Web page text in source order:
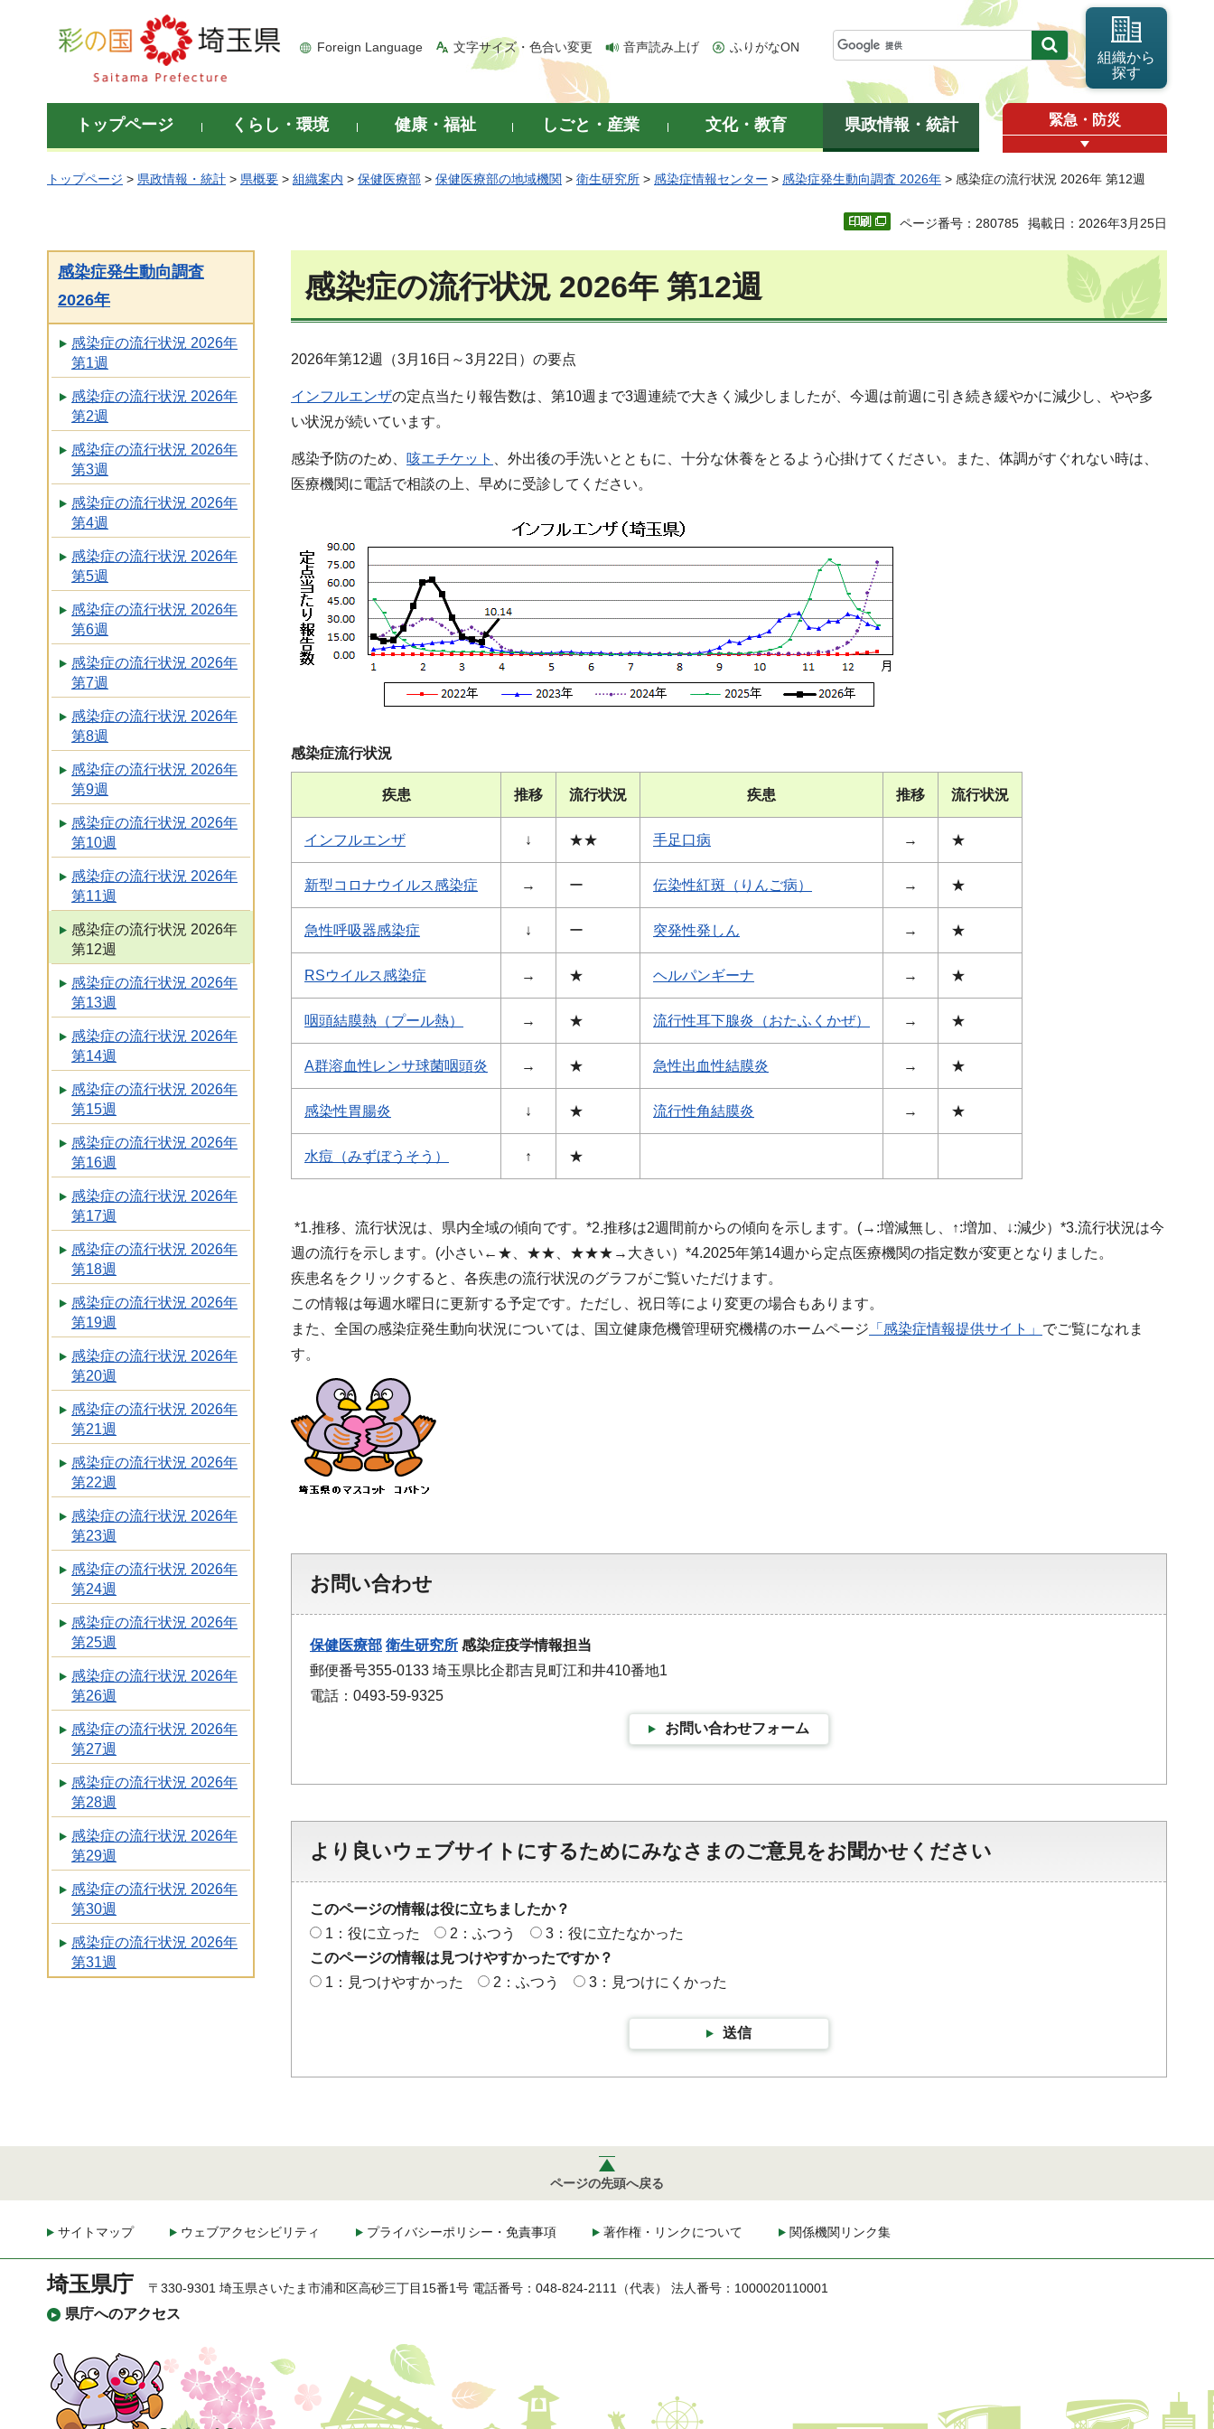
彩の国 埼玉県
Foreign Language 文字サイズ・色合い変更 音声読み上げ ふりがなON
組織から
探す
トップページ くらし・環境 健康・福祉 しごと・産業 文化・教育 県政情報・統計 緊急・防災
トップページ > 県政情報・統計 > 県概要 > 組織案内 > 保健医療部 > 保健医療部の地域機関 > 衛生研究所 > 感染症情報センター > 感染症発生動向調査 2026年 > 感染症の流行状況 2026年 第12週
ページ番号：280785 掲載日：2026年3月25日
感染症発生動向調査
2026年
感染症の流行状況 2026年
第1週
感染症の流行状況 2026年
第2週
感染症の流行状況 2026年
第3週
感染症の流行状況 2026年
第4週
感染症の流行状況 2026年
第5週
感染症の流行状況 2026年
第6週
感染症の流行状況 2026年
第7週
感染症の流行状況 2026年
第8週
感染症の流行状況 2026年
第9週
感染症の流行状況 2026年
第10週
感染症の流行状況 2026年
第11週
感染症の流行状況 2026年
第12週
感染症の流行状況 2026年
第13週
感染症の流行状況 2026年
第14週
感染症の流行状況 2026年
第15週
感染症の流行状況 2026年
第16週
感染症の流行状況 2026年
第17週
感染症の流行状況 2026年
第18週
感染症の流行状況 2026年
第19週
感染症の流行状況 2026年
第20週
感染症の流行状況 2026年
第21週
感染症の流行状況 2026年
第22週
感染症の流行状況 2026年
第23週
感染症の流行状況 2026年
第24週
感染症の流行状況 2026年
第25週
感染症の流行状況 2026年
第26週
感染症の流行状況 2026年
第27週
感染症の流行状況 2026年
第28週
感染症の流行状況 2026年
第29週
感染症の流行状況 2026年
第30週
感染症の流行状況 2026年
第31週
感染症の流行状況 2026年 第12週
2026年第12週（3月16日～3月22日）の要点
インフルエンザの定点当たり報告数は、第10週まで3週連続で大きく減少しましたが、今週は前週に引き続き緩やかに減少し、やや多
い状況が続いています。
感染予防のため、 咳エチケット
、外出後の手洗いとともに、十分な休養をとるよう心掛けてください。また、体調がすぐれない時は、
医療機関に電話で相談の上、早めに受診してください。
感染症流行状況
疾患 推移 流行状況 疾患 推移 流行状況
インフルエンザ ↓ ★★ 手足口病 → ★
新型コロナウイルス感染症 → ー 伝染性紅斑（りんご病） → ★
急性呼吸器感染症 ↓ ー 突発性発しん → ★
RSウイルス感染症 → ★ ヘルパンギーナ → ★
咽頭結膜熱（プール熱） → ★ 流行性耳下腺炎（おたふくかぜ） → ★
A群溶血性レンサ球菌咽頭炎 → ★ 急性出血性結膜炎 → ★
感染性胃腸炎 ↓ ★ 流行性角結膜炎 → ★
水痘（みずぼうそう） ↑ ★
*1.推移、流行状況は、県内全域の傾向です。*2.推移は2週間前からの傾向を示します。(→:増減無し、↑:増加、↓:減少）*3.流行状況は今
週の流行を示します。(小さい←★、★★、★★★→大きい）*4.2025年第14週から定点医療機関の指定数が変更となりました。
疾患名をクリックすると、各疾患の流行状況のグラフがご覧いただけます。
この情報は毎週水曜日に更新する予定です。ただし、祝日等により変更の場合もあります。
また、全国の感染症発生動向状況については、国立健康危機管理研究機構のホームページ 「感染症情報提供サイト」 でご覧になれま
す。
お問い合わせ
保健医療部 衛生研究所 感染症疫学情報担当
郵便番号355-0133 埼玉県比企郡吉見町江和井410番地1
電話：0493-59-9325
お問い合わせフォーム
より良いウェブサイトにするためにみなさまのご意見をお聞かせください
このページの情報は役に立ちましたか？
1：役に立った
2：ふつう
3：役に立たなかった
このページの情報は見つけやすかったですか？
1：見つけやすかった
2：ふつう 3：見つけにくかった
送信
ページの先頭へ戻る
サイトマップ ウェブアクセシビリティ プライバシーポリシー・免責事項 著作権・リンクについて 関係機関リンク集
埼玉県庁
県庁へのアクセス
〒330-9301 埼玉県さいたま市浦和区高砂三丁目15番1号 電話番号：048-824-2111（代表） 法人番号：1000020110001